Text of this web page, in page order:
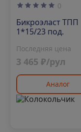
0
Бикроэласт ТПП
1*15/23 под.
Последняя цена
3 465 ₽/рул
Аналог